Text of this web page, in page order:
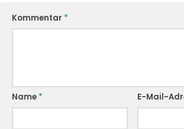
Kommentar *
Name * E-Mail-